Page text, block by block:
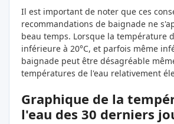
Il est important de noter que ces
recommandations de baignade ne
beau temps. Lorsque la température
inférieure à 20°C, et parfois même
baignade peut être désagréable
températures de l'eau relativement
Graphique de la
l'eau des 30 derniers